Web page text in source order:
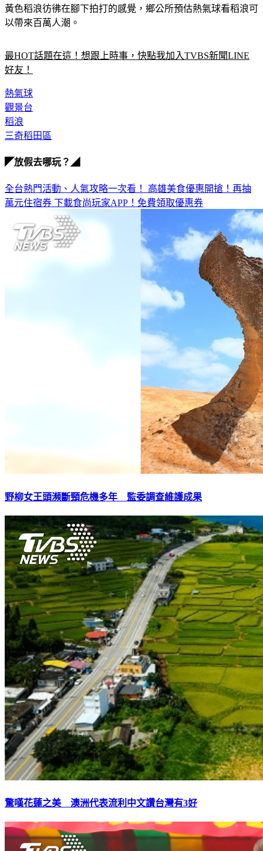
黃色稻浪彷彿在腳下拍打的感覺，鄉公所預估熱氣球看稻浪可
以帶來百萬人潮。
最HOT話題在這！想跟上時事，快點我加入TVBS新聞LINE
好友！
熱氣球
觀景台
稻浪
三奇稻田區
◤放假去哪玩？◢
全台熱門活動、人氣攻略一次看！ 高雄美食優惠開搶！再抽
萬元住宿券 下載食尚玩家APP！免費領取優惠券
野柳女王頭瀕斷頸危機多年 監委調查維護成果
驚嘆花蓮之美 澳洲代表流利中文讚台灣有3好